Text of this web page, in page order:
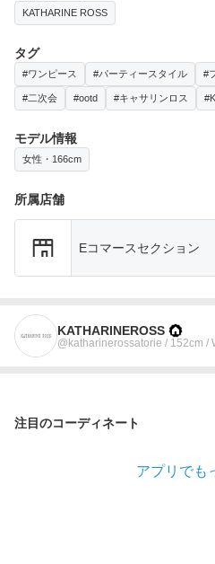
KATHARINE ROSS
タグ
#ワンピース #パーティースタイル #
#二次会 #ootd #キャサリンロス
モデル情報
女性・166cm
所属店舗
Eコマースセクション
KATHARINEROSS
@katharinerossatorie / 152cm /
注目のコーディネート
アプリでも